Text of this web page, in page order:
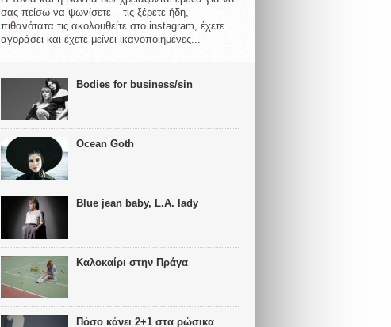
σας πείσω να ψωνίσετε – τις ξέρετε ήδη,
πιθανότατα τις ακολουθείτε στο instagram, έχετε
αγοράσει και έχετε μείνει ικανοποιημένες...
Bodies for business/sin
Ocean Goth
Blue jean baby, L.A. lady
Καλοκαίρι στην Πράγα
Πόσο κάνει 2+1 στα ρώσικα